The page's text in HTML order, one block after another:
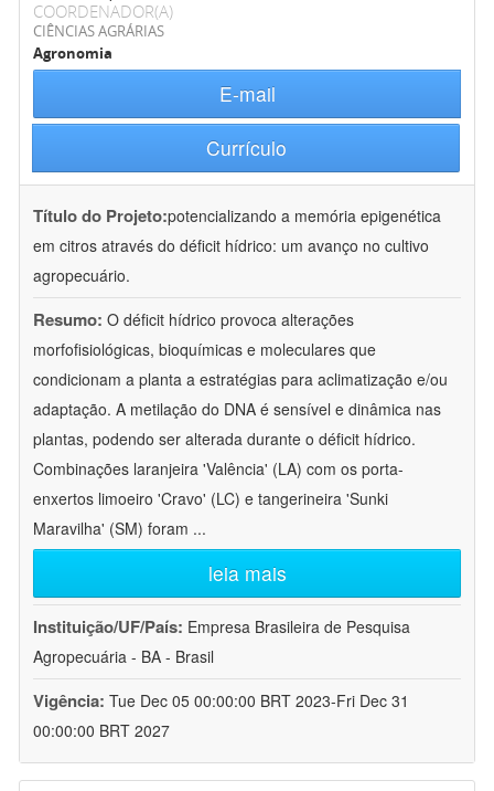
COORDENADOR(A)
CIÊNCIAS AGRÁRIAS
Agronomia
E-mail
Currículo
Título do Projeto:potencializando a memória epigenética
em citros através do déficit hídrico: um avanço no cultivo
agropecuário.
Resumo: O déficit hídrico provoca alterações
morfofisiológicas, bioquímicas e moleculares que
condicionam a planta a estratégias para aclimatização e/ou
adaptação. A metilação do DNA é sensível e dinâmica nas
plantas, podendo ser alterada durante o déficit hídrico.
Combinações laranjeira 'Valência' (LA) com os porta-
enxertos limoeiro 'Cravo' (LC) e tangerineira 'Sunki
Maravilha' (SM) foram ...
leia mais
Instituição/UF/País: Empresa Brasileira de Pesquisa
Agropecuária - BA - Brasil
Vigência: Tue Dec 05 00:00:00 BRT 2023-Fri Dec 31
00:00:00 BRT 2027